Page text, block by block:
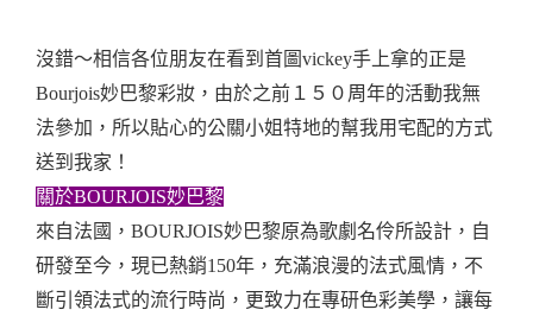
沒錯～相信各位朋友在看到首圖vickey手上拿的正是
Bourjois妙巴黎彩妝，由於之前１５０周年的活動我無
法參加，所以貼心的公關小姐特地的幫我用宅配的方式
送到我家！
關於BOURJOIS妙巴黎
來自法國，BOURJOIS妙巴黎原為歌劇名伶所設計，自
研發至今，現已熱銷150年，充滿浪漫的法式風情，不
斷引領法式的流行時尚，更致力在專研色彩美學，讓每